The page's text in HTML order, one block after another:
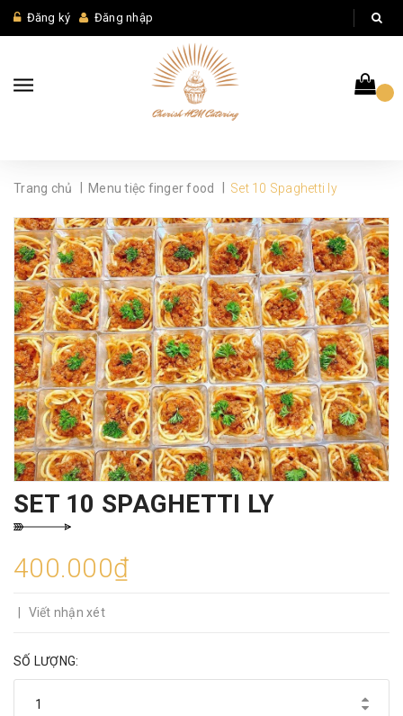
Đăng ký Đăng nhập
Trang chủ Menu tiệc finger food Set 10 Spaghetti ly
SET 10 SPAGHETTI LY
400.000₫
Viết nhận xét
SỐ LƯỢNG: